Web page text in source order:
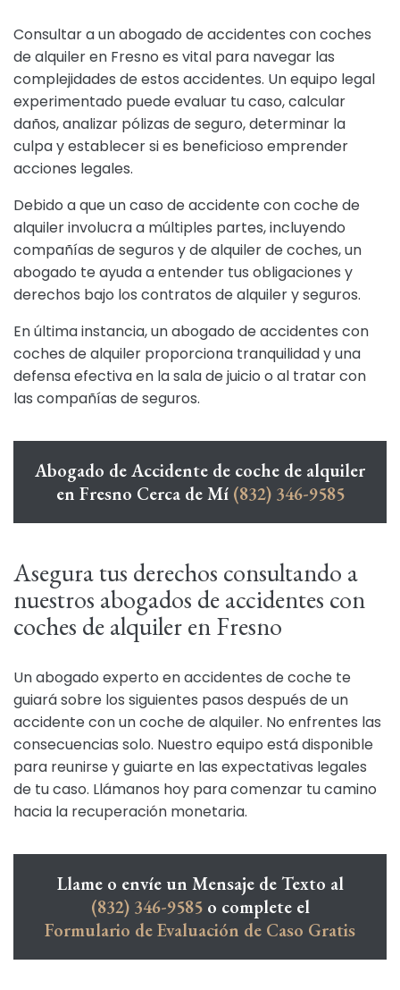
Consultar a un abogado de accidentes con coches
de alquiler en Fresno es vital para navegar las
complejidades de estos accidentes. Un equipo legal
experimentado puede evaluar tu caso, calcular
daños, analizar pólizas de seguro, determinar la
culpa y establecer si es beneficioso emprender
acciones legales.
Debido a que un caso de accidente con coche de
alquiler involucra a múltiples partes, incluyendo
compañías de seguros y de alquiler de coches, un
abogado te ayuda a entender tus obligaciones y
derechos bajo los contratos de alquiler y seguros.
En última instancia, un abogado de accidentes con
coches de alquiler proporciona tranquilidad y una
defensa efectiva en la sala de juicio o al tratar con
las compañías de seguros.
Abogado de Accidente de coche de alquiler
en Fresno Cerca de Mí (832) 346-9585
Asegura tus derechos consultando a
nuestros abogados de accidentes con
coches de alquiler en Fresno
Un abogado experto en accidentes de coche te
guiará sobre los siguientes pasos después de un
accidente con un coche de alquiler. No enfrentes las
consecuencias solo. Nuestro equipo está disponible
para reunirse y guiarte en las expectativas legales
de tu caso. Llámanos hoy para comenzar tu camino
hacia la recuperación monetaria.
Llame o envíe un Mensaje de Texto al
(832) 346-9585o complete el
Formulario de Evaluación de Caso Gratis